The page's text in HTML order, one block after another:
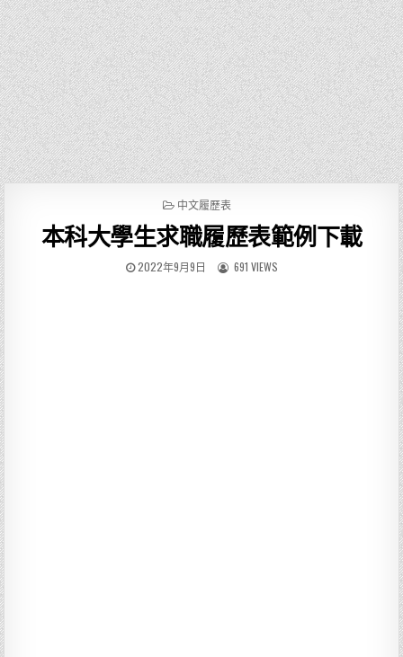
P
S
T
E
中文履歷表
本科大學生求職履歷表範例下載
2022年9月9日 691 VIEWS